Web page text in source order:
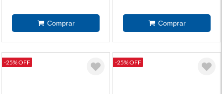
-25% OFF -25% OFF